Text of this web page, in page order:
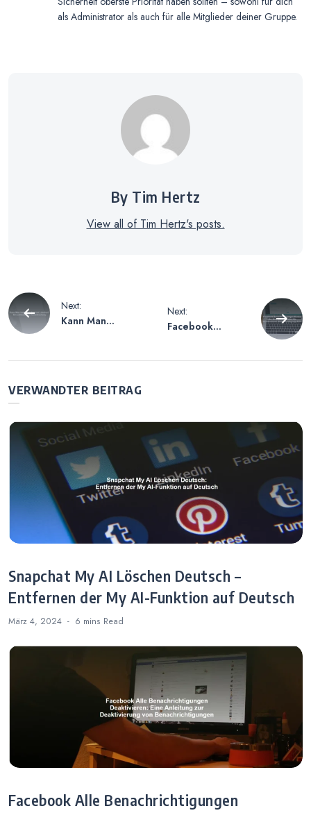
als Administrator als auch für alle Mitglieder deiner Gruppe.
By Tim Hertz
View all of Tim Hertz's posts.
Beitragsnavigation
Next:
Kann Man
Kontolöschung
Next:
Facebook
sarten
VERWANDTER BEITRAG
Snapchat My AI Löschen Deutsch –
Entfernen der My AI-Funktion auf Deutsch
März 4, 2024 6 mins Read
Facebook Alle Benachrichtigungen